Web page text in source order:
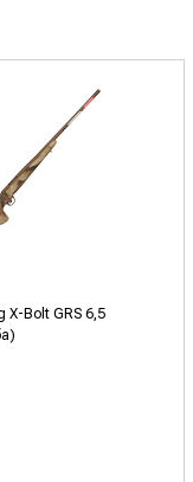
X-Bolt GRS 6,5